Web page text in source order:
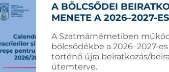
A BÖLCSŐDEI
MENETE A 2026–2027-
A Szatmárnémetiben
bölcsődékbe a 2026–2027-
történő újra beiratkozás/
ütemterve.